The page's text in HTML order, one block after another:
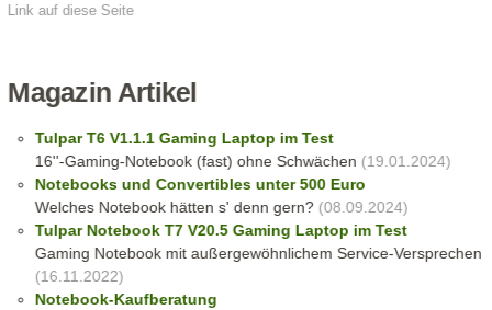
Link auf diese Seite
Magazin Artikel
Tulpar T6 V1.1.1 Gaming Laptop im Test
16''-Gaming-Notebook (fast) ohne Schwächen (19.01.2024)
Notebooks und Convertibles unter 500 Euro
Welches Notebook hätten s' denn gern?(08.09.2024)
Tulpar Notebook T7 V20.5 Gaming Laptop im Test
Gaming Notebook mit außergewöhnlichem Service-Versprechen
(16.11.2022)
Notebook-Kaufberatung